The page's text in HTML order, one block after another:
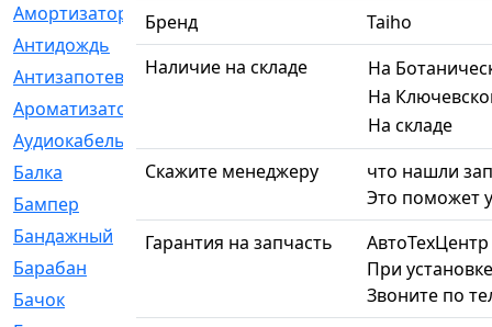
Амортизаторы
Антидождь
[1]
Антизапотеватель
[1]
Ароматизатор
Аудиокабель
Балка
[58]
Бампер
Бандажный
[6]
Барабан
Бачок
Бренд
Taiho
Наличие на складе
На
На
На складе
Скажите менеджеру
что нашли
Это поможет
Гарантия на запчасть
При
Звоните по